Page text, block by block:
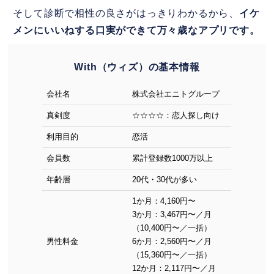
そして診断で相性の良さがはっきりわかるから、 イケ
メンにいいねする口実ができて万々歳なアプリです。
With（ウィズ）の基本情報
会社名 株式会社エニトグループ
真剣度 ☆☆☆☆：恋人探し向け
利用目的 恋活
会員数 累計登録数1000万以上
年齢層 20代・30代が多い
男性料金
1か月：4,160円〜
3か月：3,467円〜／月
（10,400円〜／一括）
6か月：2,560円〜／月
（15,360円〜／一括）
12か月：2,117円〜／月